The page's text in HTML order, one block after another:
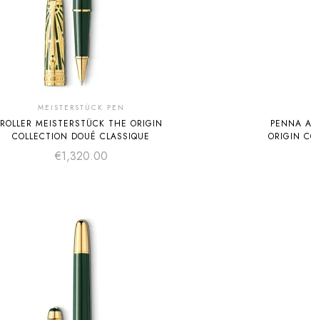
MEISTERSTÜCK PEN
ROLLER MEISTERSTÜCK THE ORIGIN
COLLECTION DOUÉ CLASSIQUE
€1,320.00
PENNA
ORIGIN